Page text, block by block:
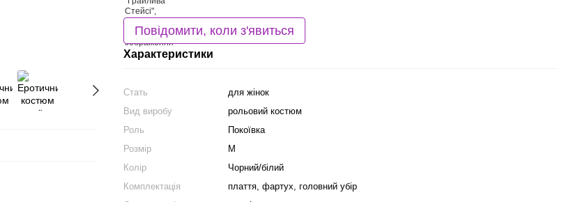
Повідомити, коли з'явиться
Характеристики
Стать
для жінок
Вид виробу
рольовий костюм
Роль
Покоївка
Розмір
M
Колір
Чорний/білий
Комплектація
плаття, фартух, головний убір